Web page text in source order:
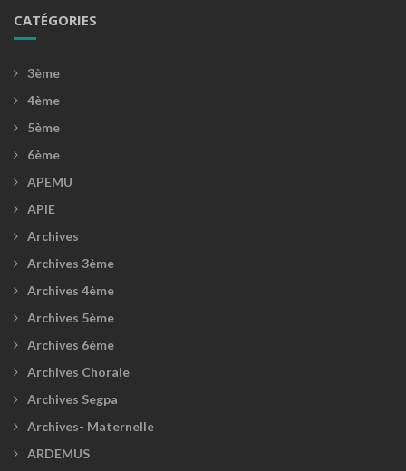
CATÉGORIES
3ème
4ème
5ème
6ème
APEMU
APIE
Archives
Archives 3ème
Archives 4ème
Archives 5ème
Archives 6ème
Archives Chorale
Archives Segpa
Archives- Maternelle
ARDEMUS